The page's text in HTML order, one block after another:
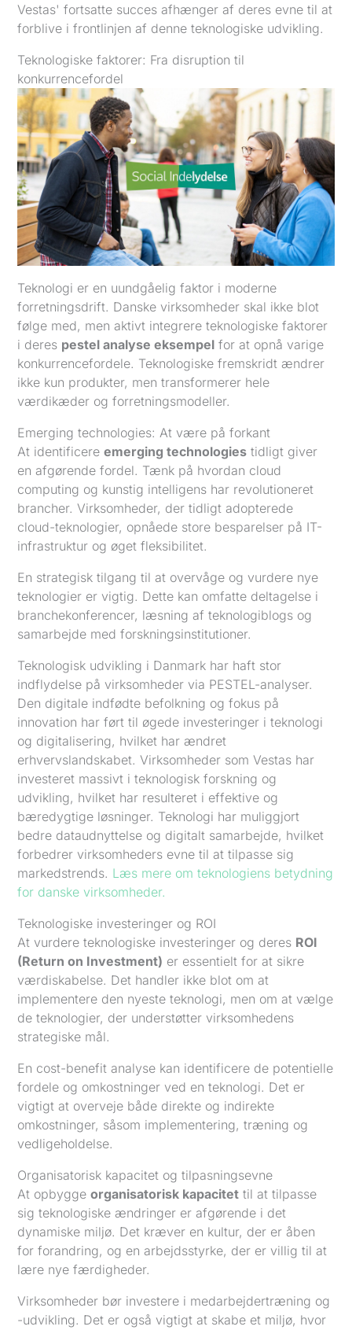
Vestas' fortsatte succes afhænger af deres evne til at
forblive i frontlinjen af denne teknologiske udvikling.
Teknologiske faktorer: Fra disruption til
konkurrencefordel
Teknologi er en uundgåelig faktor i moderne
forretningsdrift. Danske virksomheder skal ikke blot
følge med, men aktivt integrere teknologiske faktorer
i deres pestel analyse eksempel for at opnå varige
konkurrencefordele. Teknologiske fremskridt ændrer
ikke kun produkter, men transformerer hele
værdikæder og forretningsmodeller.
Emerging technologies: At være på forkant
At identificereemerging technologies tidligt giver
en afgørende fordel. Tænk på hvordan cloud
computing og kunstig intelligens har revolutioneret
brancher. Virksomheder, der tidligt adopterede
cloud-teknologier, opnåede store besparelser på IT-
infrastruktur og øget fleksibilitet.
En strategisk tilgang til at overvåge og vurdere nye
teknologier er vigtig. Dette kan omfatte deltagelse i
branchekonferencer, læsning af teknologiblogs og
samarbejde med forskningsinstitutioner.
Teknologisk udvikling i Danmark har haft stor
indflydelse på virksomheder via PESTEL-analyser.
Den digitale indfødte befolkning og fokus på
innovation har ført til øgede investeringer i teknologi
og digitalisering, hvilket har ændret
erhvervslandskabet. Virksomheder som Vestas har
investeret massivt i teknologisk forskning og
udvikling, hvilket har resulteret i effektive og
bæredygtige løsninger. Teknologi har muliggjort
bedre dataudnyttelse og digitalt samarbejde, hvilket
forbedrer virksomheders evne til at tilpasse sig
markedstrends. Læs mere om teknologiens betydning
for danske virksomheder.
Teknologiske investeringer og ROI
At vurdere teknologiske investeringer og deres ROI
(Return on Investment) er essentielt for at sikre
værdiskabelse. Det handler ikke blot om at
implementere den nyeste teknologi, men om at vælge
de teknologier, der understøtter virksomhedens
strategiske mål.
En cost-benefit analyse kan identificere de potentielle
fordele og omkostninger ved en teknologi. Det er
vigtigt at overveje både direkte og indirekte
omkostninger, såsom implementering, træning og
vedligeholdelse.
Organisatorisk kapacitet og tilpasningsevne
At opbyggeorganisatorisk kapacitet til at tilpasse
sig teknologiske ændringer er afgørende i det
dynamiske miljø. Det kræver en kultur, der er åben
for forandring, og en arbejdsstyrke, der er villig til at
lære nye færdigheder.
Virksomheder bør investere i medarbejdertræning og
-udvikling. Det er også vigtigt at skabe et miljø, hvor